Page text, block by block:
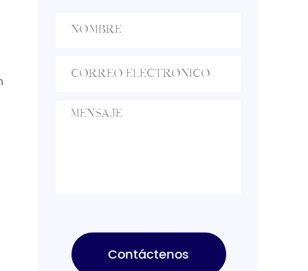
Contáctenos